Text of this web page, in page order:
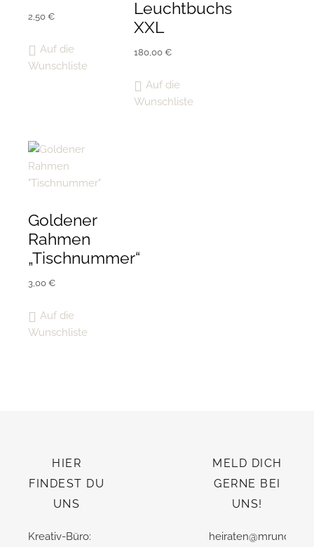
2,50 €
Auf die
Wunschliste
Leuchtbuchstaben
XXL
180,00€
Auf die
Wunschliste
Goldener
Rahmen
„Tischnummer“
3,00 €
Auf die
Wunschliste
HIER
FINDEST DU
UNS
Kreativ-Büro:
MELD DICH
GERNE BEI
UNS!